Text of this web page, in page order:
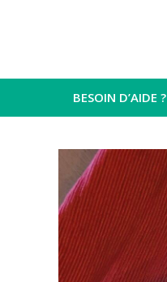
BESOIN D’AIDE ?